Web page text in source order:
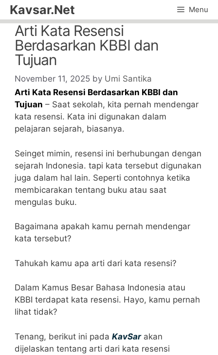
Skip
to
content
Kavsar.Net Menu
Arti Kata Resensi
Berdasarkan KBBI dan
Tujuan
November 11, 2025 by Umi Santika
Arti Kata Resensi Berdasarkan KBBI dan
Tujuan – Saat sekolah, kita pernah mendengar
kata resensi. Kata ini digunakan dalam
pelajaran sejarah, biasanya.
Seinget mimin, resensi ini berhubungan dengan
sejarah Indonesia. tapi kata tersebut digunakan
juga dalam hal lain. Seperti contohnya ketika
membicarakan tentang buku atau saat
mengulas buku.
Bagaimana apakah kamu pernah mendengar
kata tersebut?
Tahukah kamu apa arti dari kata resensi?
Dalam Kamus Besar Bahasa Indonesia atau
KBBI terdapat kata resensi. Hayo, kamu pernah
lihat tidak?
Tenang, berikut ini pada KavSar akan
dijelaskan tentang arti dari kata resensi